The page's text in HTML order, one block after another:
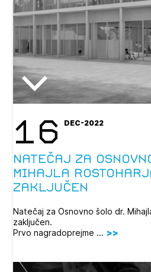
16 DEC-2022
Natečaj za
Mihajla
zaključen
Natečaj za Osnovno šolo dr.
zaključen.
Prvo nagradoprejme ...